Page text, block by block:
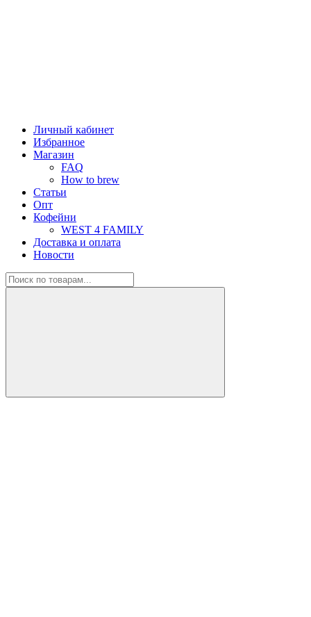
Личный кабинет
Избранное
Магазин
FAQ
How to brew
Статьи
Опт
Кофейни
WEST 4 FAMILY
Доставка и оплата
Новости